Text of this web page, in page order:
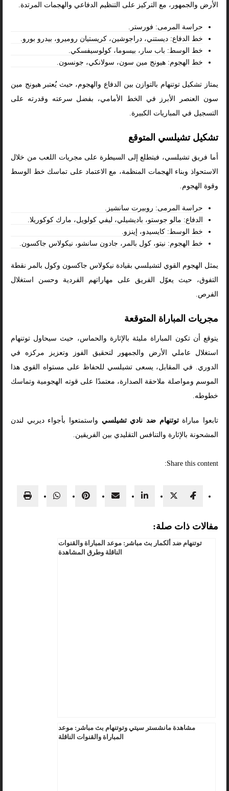
الأرض والجمهور، مع التركيز على التنظيم الدفاعي والهجمات المرتدة.
حراسة المرمى: فورستر.
خط الدفاع: ديستني، دراجوشين، كريستيان روميرو، بيدرو بورو.
خط الوسط: باب سار، بيسوما، كولوسيفسكي.
خط الهجوم: هيونج مين سون، سولانكي، جونسون.
يمتاز تشكيل توتنهام بالتوازن بين الدفاع والهجوم، حيث يُعتبر هيونج مين
سون العنصر الأبرز في الخط الأمامي، بفضل سرعته وقدرته على
التسجيل في المباريات الكبيرة.
تشكيل تشيلسي المتوقع
أما فريق تشيلسي، فيتطلع إلى السيطرة على مجريات اللعب من خلال
الاستحواذ وبناء الهجمات المنظمة، مع الاعتماد على تماسك خط الوسط
وقوة الهجوم.
حراسة المرمى: روبيرت سانشيز.
الدفاع: مالو جوستو، باديشيلي، ليفي كولويل، مارك كوكوريلا.
خط الوسط: كايسيدو، إينزو.
خط الهجوم: نيتو، كول بالمر، جادون سانشو، نيكولاس جاكسون.
يمثل الهجوم القوي لتشيلسي بقيادة نيكولاس جاكسون وكول بالمر نقطة
التفوق، حيث يعوّل الفريق على مهاراتهم الفردية وحسن استغلال
الفرص.
مجريات المباراة المتوقعة
يتوقع أن تكون المباراة مليئة بالإثارة والحماس، حيث سيحاول توتنهام
استغلال عاملي الأرض والجمهور لتحقيق الفوز وتعزيز مركزه في
الدوري. في المقابل، يسعى تشيلسي للحفاظ على مستواه القوي هذا
الموسم ومواصلة ملاحقة الصدارة، معتمدًا على قوته الهجومية وتماسك
خطوطه.
تابعوا مباراةتوتنهام ضد نادي تشيلسي واستمتعوا بأجواء ديربي لندن
المشحونة بالإثارة والتنافس التقليدي بين الفريقين.
Share this content:
مفالات ذات صلة:
توتنهام ضد ألكمار بث مباشر: موعد المباراة والقنوات
الناقلة وطرق المشاهدة
مشاهدة مانشستر سيتي وتوتنهام بث مباشر: موعد
المباراة والقنوات الناقلة